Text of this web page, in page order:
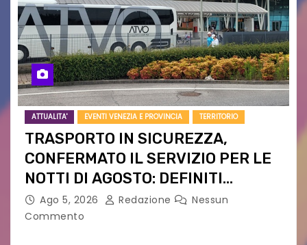
ATTUALITA' EVENTI VENEZIA E PROVINCIA TERRITORIO
TRASPORTO IN SICUREZZA,
CONFERMATO IL SERVIZIO PER LE
NOTTI DI AGOSTO: DEFINITI
PERCORSI, FERMATE E ORARIO
Ago 5, 2026 Redazione
Nessun
Commento